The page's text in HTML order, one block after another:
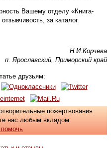
Вашему отделу «Книга-
за каталог.
Н.И.Корчева
п. Ярославский, Приморский край
друзьям:
пожертвования.
нас любым вкладом: